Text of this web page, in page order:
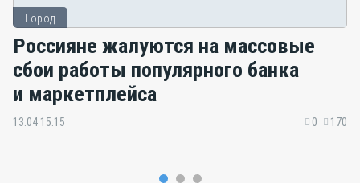
Город
Россияне жалуются на массовые
сбои работы популярного банка
и маркетплейса
13.04 15:15 0 170